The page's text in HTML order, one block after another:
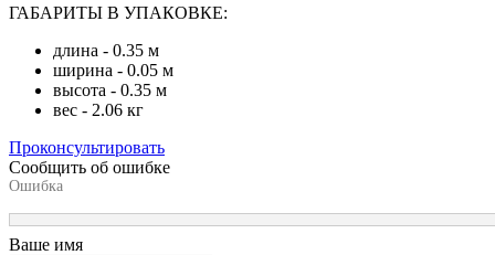
ГАБАРИТЫ В УПАКОВКЕ:
длина - 0.35 м
ширина - 0.05 м
высота - 0.35 м
вес - 2.06 кг
Проконсультировать
Сообщить об ошибке
Ошибка
Ваше имя